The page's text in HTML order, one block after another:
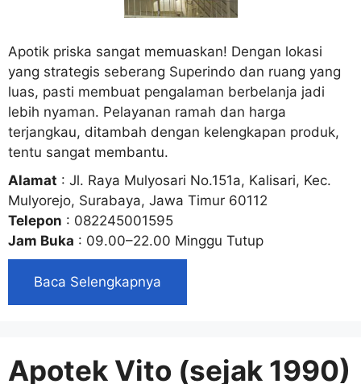
Apotik priska sangat memuaskan! Dengan lokasi
yang strategis seberang Superindo dan ruang yang
luas, pasti membuat pengalaman berbelanja jadi
lebih nyaman. Pelayanan ramah dan harga
terjangkau, ditambah dengan kelengkapan produk,
tentu sangat membantu.
Alamat : Jl. Raya Mulyosari No.151a, Kalisari, Kec.
Mulyorejo, Surabaya, Jawa Timur 60112
Telepon : 082245001595
Jam Buka : 09.00–22.00 Minggu Tutup
Baca Selengkapnya
Apotek Vito (sejak 1990)